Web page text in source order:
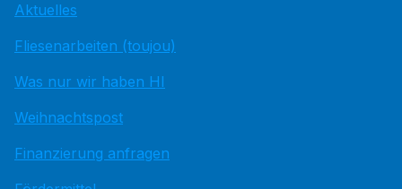
Aktuelles
Fliesenarbeiten (toujou)
Was nur wir haben HI
Weihnachtspost
Finanzierung anfragen